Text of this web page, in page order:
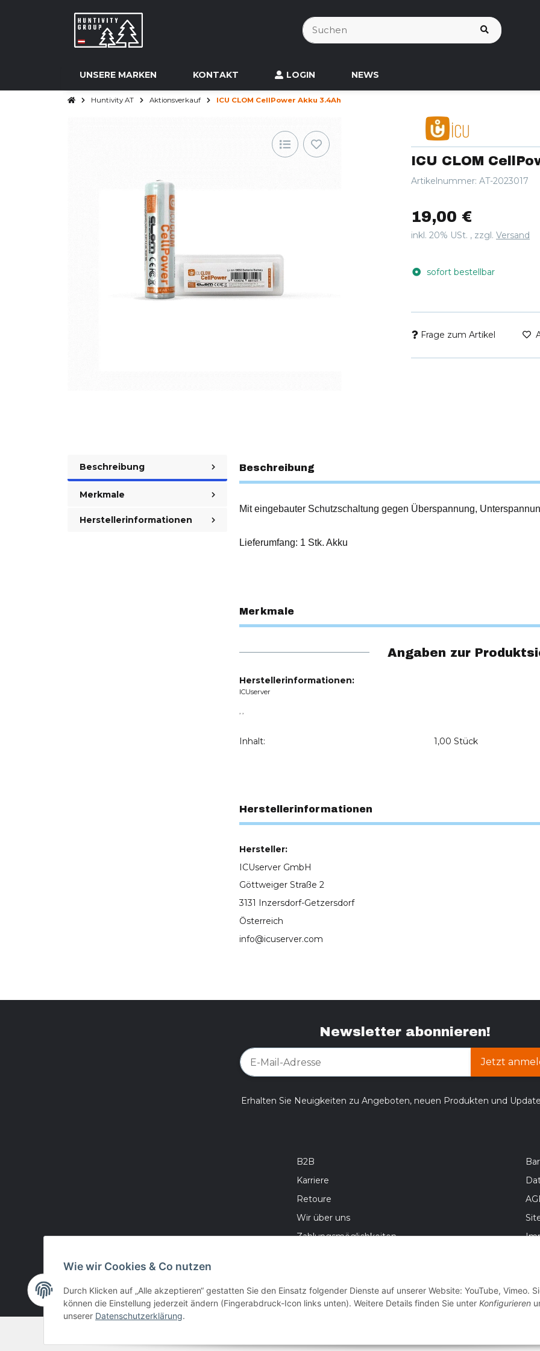
UNSERE MARKEN KONTAKT LOGIN NEWS
Huntivity AT Aktionsverkauf ICU CLOM CellPower Akku 3.4Ah
ICU CLOM
Artikelnummer: AT-2023017
19,00 €
inkl. 20% USt. , zzgl. Versand
sofort bestellbar
Frage zum Artikel
Beschreibung
Merkmale
Herstellerinformationen
Beschreibung
Mit eingebauter Schutzschaltung gegen Überspannung,
Lieferumfang: 1 Stk. Akku
Merkmale
Angaben zur
Herstellerinformationen:
ICUserver
, ,
Inhalt: 1,00 Stück
Herstellerinformationen
Hersteller:
ICUserver GmbH
Göttweiger Straße 2
3131 Inzersdorf-Getzersdorf
Österreich
info@icuserver.com
Newsletter abonnieren!
Jetzt
Erhalten Sie Neuigkeiten zu Angeboten, neuen Produkten und
B2B
Karriere
Retoure
Wir über uns
Zahlungsmöglichkeiten
Wie wir Cookies & Co nutzen
Durch Klicken auf „Alle akzeptieren“ gestatten Sie den Einsatz folgender Dienste auf unserer Website: YouTube, Vimeo.
können die Einstellung jederzeit ändern (Fingerabdruck-Icon links unten). Weitere Details finden Sie unter Konfigurieren
unserer Datenschutzerklärung.